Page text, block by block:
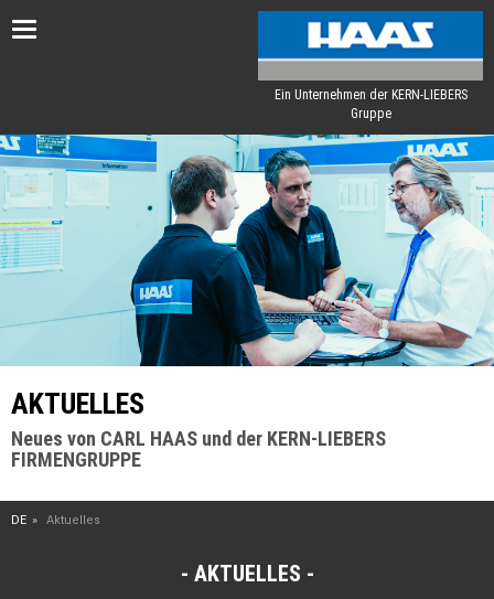
Toggle
Ein Unternehmen der KERN-LIEBERS
Gruppe
AKTUELLES
Neues von CARL HAAS und der KERN-LIEBERS
FIRMENGRUPPE
DE Aktuelles
AKTUELLES